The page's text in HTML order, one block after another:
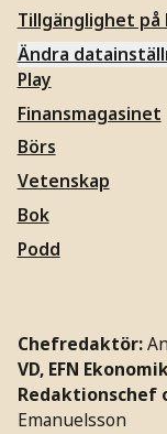
Tillgänglighet på
Ändra
Play
Finansmagasinet
Börs
Vetenskap
Bok
Podd
Chefredaktör:
VD, EFN
Redaktionschef
Emanuelsson